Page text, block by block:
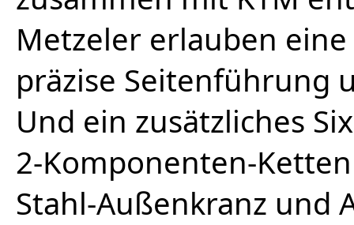
Metzeler erlauben
präzise Seitenführung
Und ein zusätzliches
2-Komponenten-
Stahl-Außenkranz und